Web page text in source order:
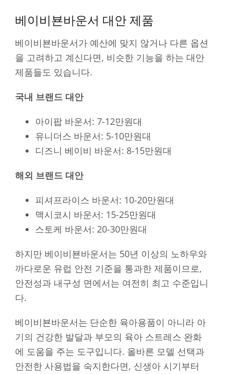
베이비뵨바운서 대안 제품
베이비뵨바운서가 예산에 맞지 않거나 다른 옵션
을 고려하고 계신다면, 비슷한 기능을 하는 대안
제품들도 있습니다.
국내 브랜드 대안
아이팝 바운서: 7-12만원대
유니더스 바운서: 5-10만원대
디즈니 베이비 바운서: 8-15만원대
해외 브랜드 대안
피셔프라이스 바운서: 10-20만원대
맥시코시 바운서: 15-25만원대
스토케 바운서: 20-30만원대
하지만 베이비뵨바운서는 50년 이상의 노하우와
까다로운 유럽 안전 기준을 통과한 제품이므로,
안전성과 내구성 면에서는 여전히 최고 수준입니
다.
베이비뵨바운서는 단순한 육아용품이 아니라 아
기의 건강한 발달과 부모의 육아 스트레스 완화
에 도움을 주는 도구입니다. 올바른 모델 선택과
안전한 사용법을 숙지한다면, 신생아 시기부터